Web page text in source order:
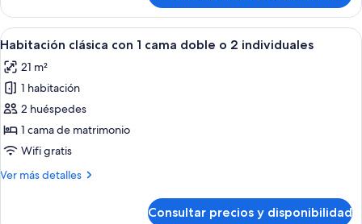
o
2
individuales
Deluxe
con
1
doble
o
individuales
Abrir
todas
las
fotos
de
Habitación
clásica
1
Una habitación de hotel moderna
8
Habitación clásica con 1 cama doble o 2 individuales
21 m²
1 habitación
2 huéspedes
1 cama de matrimonio
Wifi gratis
Ver más detalles
Más
Consultar precios y disponibilidad